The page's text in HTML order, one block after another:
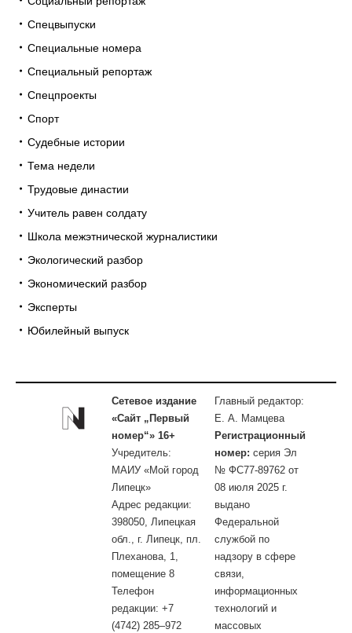
Спецвыпуски
Специальные номера
Специальный репортаж
Спецпроекты
Спорт
Судебные истории
Тема недели
Трудовые династии
Учитель равен солдату
Школа межэтнической журналистики
Экологический разбор
Экономический разбор
Эксперты
Юбилейный выпуск
Сетевое издание
«Сайт „Первый
номер“» 16+
Учредитель:
МАИУ «Мой город
Липецк»
Адрес редакции:
398050, Липецкая
обл., г. Липецк, пл.
Плеханова, 1,
помещение 8
Телефон
редакции: +7
(4742) 285–972
Главный редактор:
Е. А. Мамцева
Регистрационный
номер: серия Эл
№ ФС77-89762 от
08 июля 2025 г.
выдано
Федеральной
службой по
надзору в сфере
связи,
информационных
технологий и
массовых